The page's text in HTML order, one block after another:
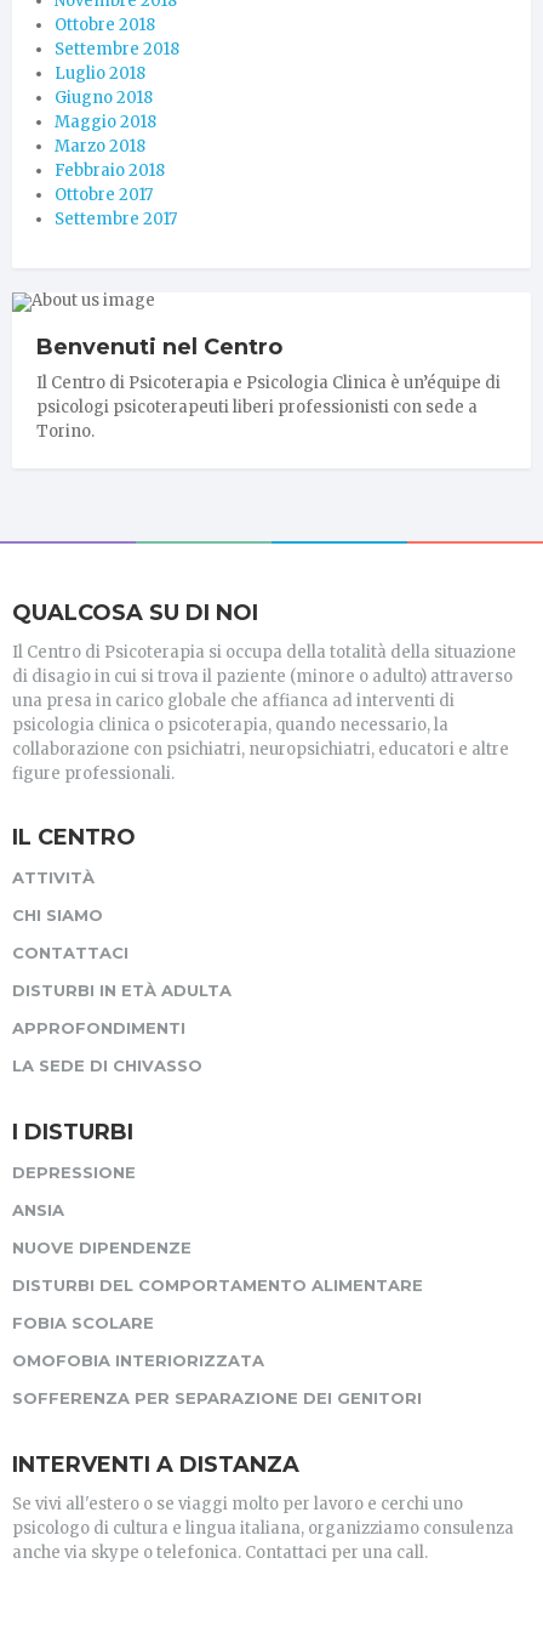
Ottobre 2018
Settembre 2018
Luglio 2018
Giugno 2018
Maggio 2018
Marzo 2018
Febbraio 2018
Ottobre 2017
Settembre 2017
Benvenuti nel Centro
Il Centro di Psicoterapia e Psicologia Clinica è un’équipe di
psicologi psicoterapeuti liberi professionisti con sede a
Torino.
QUALCOSA SU DI NOI
Il Centro di Psicoterapia si occupa della totalità della situazione
di disagio in cui si trova il paziente (minore o adulto) attraverso
una presa in carico globale che affianca ad interventi di
psicologia clinica o psicoterapia, quando necessario, la
collaborazione con psichiatri, neuropsichiatri, educatori e altre
figure professionali.
IL CENTRO
ATTIVITÀ
CHI SIAMO
CONTATTACI
DISTURBI IN ETÀ ADULTA
APPROFONDIMENTI
LA SEDE DI CHIVASSO
I DISTURBI
DEPRESSIONE
ANSIA
NUOVE DIPENDENZE
DISTURBI DEL COMPORTAMENTO ALIMENTARE
FOBIA SCOLARE
OMOFOBIA INTERIORIZZATA
SOFFERENZA PER SEPARAZIONE DEI GENITORI
INTERVENTI A DISTANZA
Se vivi all'estero o se viaggi molto per lavoro e cerchi uno
psicologo di cultura e lingua italiana, organizziamo consulenza
anche via skype o telefonica. Contattaci per una call.